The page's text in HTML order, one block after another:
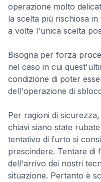
operazione molto
la scelta più rischiosa
a volte l'unica scelta
Bisogna per forza
nel caso in cui
condizione di poter
dell'operazione di
Per ragioni di
chiavi siano state
tentativo di furto si
prescindere. Tentare
dell'arrivo dei nostri
situazione. Pertanto è